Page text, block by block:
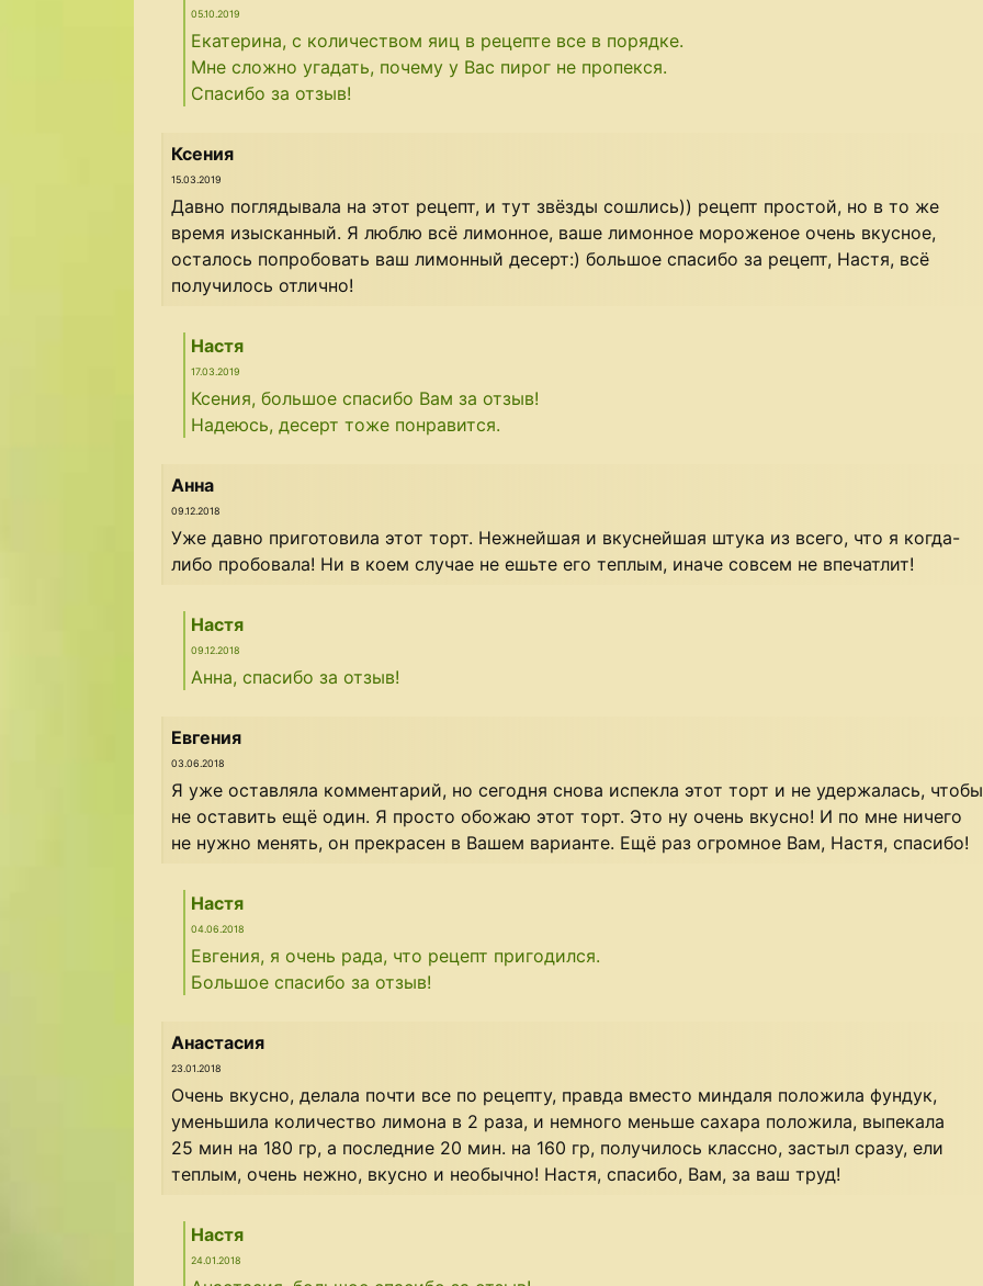
05.10.2019
Екатерина, с количеством яиц в рецепте все в порядке.
Мне сложно угадать, почему у Вас пирог не пропекся.
Спасибо за отзыв!
Ксения
15.03.2019
Давно поглядывала на этот рецепт, и тут звёзды сошлись)) рецепт простой, но в то же
время изысканный. Я люблю всё лимонное, ваше лимонное мороженое очень вкусное,
осталось попробовать ваш лимонный десерт:) большое спасибо за рецепт, Настя, всё
получилось отлично!
Настя
17.03.2019
Ксения, большое спасибо Вам за отзыв!
Надеюсь, десерт тоже понравится.
Анна
09.12.2018
Уже давно приготовила этот торт. Нежнейшая и вкуснейшая штука из всего, что я когда-
либо пробовала! Ни в коем случае не ешьте его теплым, иначе совсем не впечатлит!
Настя
09.12.2018
Анна, спасибо за отзыв!
Евгения
03.06.2018
Я уже оставляла комментарий, но сегодня снова испекла этот торт и не удержалась, чтобы
не оставить ещё один. Я просто обожаю этот торт. Это ну очень вкусно! И по мне ничего
не нужно менять, он прекрасен в Вашем варианте. Ещё раз огромное Вам, Настя, спасибо!
Настя
04.06.2018
Евгения, я очень рада, что рецепт пригодился.
Большое спасибо за отзыв!
Анастасия
23.01.2018
Очень вкусно, делала почти все по рецепту, правда вместо миндаля положила фундук,
уменьшила количество лимона в 2 раза, и немного меньше сахара положила, выпекала
25 мин на 180 гр, а последние 20 мин. на 160 гр, получилось классно, застыл сразу, ели
теплым, очень нежно, вкусно и необычно! Настя, спасибо, Вам, за ваш труд!
Настя
24.01.2018